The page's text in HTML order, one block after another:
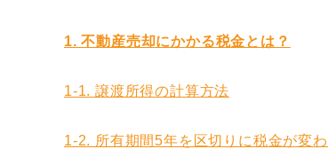
1. 不動産売却にかかる税金とは？
1-1. 譲渡所得の計算方法
1-2. 所有期間5年を区切りに税金が変